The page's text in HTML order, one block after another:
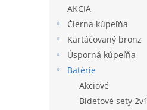
AKCIA
Čierna kúpeľňa
Kartáčovaný bronz
Úsporná kúpeľňa
Batérie
Akciové
Bidetové sety 2v1